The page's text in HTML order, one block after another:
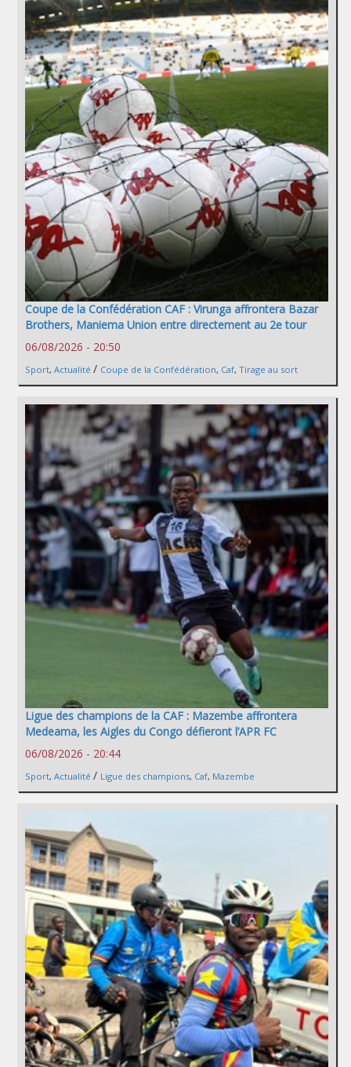
Coupe de la Confédération CAF : Virunga affrontera Bazar
Brothers, Maniema Union entre directement au 2e tour
06/08/2026 - 20:50
Sport, Actualité / Coupe de la Confédération, Caf, Tirage au sort
Ligue des champions de la CAF : Mazembe affrontera
Medeama, les Aigles du Congo défieront l’APR FC
06/08/2026 - 20:44
Sport, Actualité / Ligue des champions, Caf, Mazembe